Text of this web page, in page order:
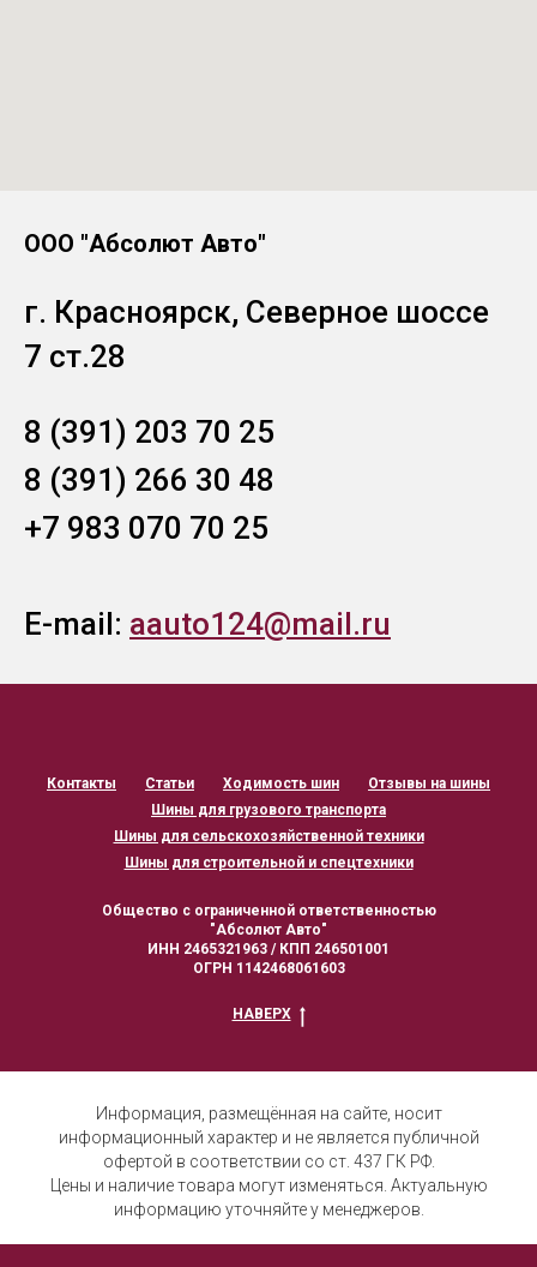
ООО "Абсолют Авто"
г. Красноярск, Северное шоссе
7 ст.28
8 (391) 203 70 25
8 (391) 266 30 48
+7 983 070 70 25
E-mail: aauto124@mail.ru
Контакты Статьи Ходимость шин
Отзывы на шины
Шины для грузового транспорта
Шины для сельскохозяйственной техники
Шины для строительной и спецтехники
Общество с ограниченной ответственностью
"Абсолют Авто"
ИНН 2465321963 / КПП 246501001
ОГРН 1142468061603
НАВЕРХ
Информация, размещённая на сайте, носит
информационный характер и не является публичной
офертой в соответствии со ст. 437 ГК РФ.
Цены и наличие товара могут изменяться. Актуальную
информацию уточняйте у менеджеров.